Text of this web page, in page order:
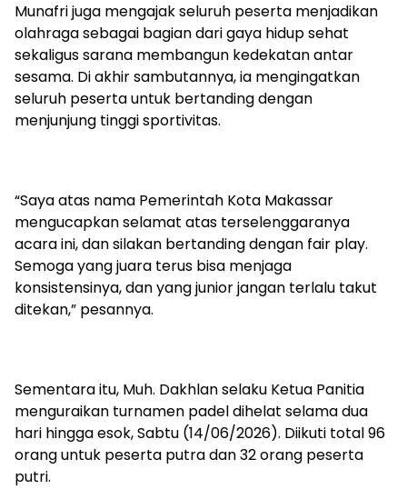
Munafri juga mengajak seluruh peserta menjadikan
olahraga sebagai bagian dari gaya hidup sehat
sekaligus sarana membangun kedekatan antar
sesama. Di akhir sambutannya, ia mengingatkan
seluruh peserta untuk bertanding dengan
menjunjung tinggi sportivitas.
“Saya atas nama Pemerintah Kota Makassar
mengucapkan selamat atas terselenggaranya
acara ini, dan silakan bertanding dengan fair play.
Semoga yang juara terus bisa menjaga
konsistensinya, dan yang junior jangan terlalu takut
ditekan,” pesannya.
Sementara itu, Muh. Dakhlan selaku Ketua Panitia
menguraikan turnamen padel dihelat selama dua
hari hingga esok, Sabtu (14/06/2026). Diikuti total 96
orang untuk peserta putra dan 32 orang peserta
putri.